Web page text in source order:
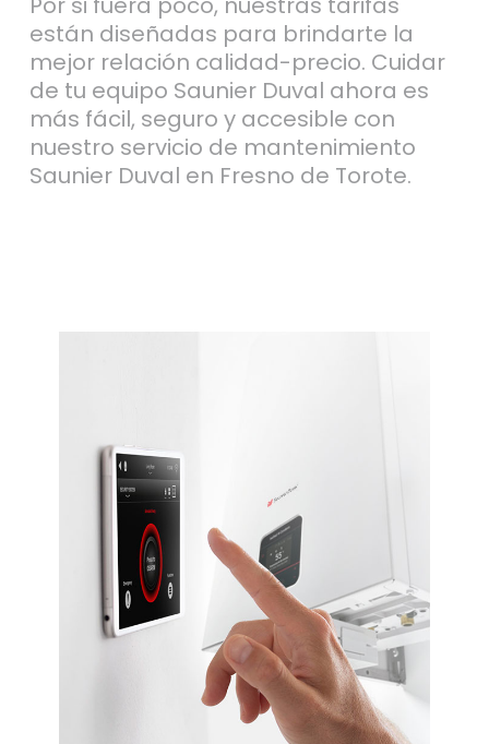
están diseñadas para brindarte la
mejor relación calidad-precio. Cuidar
de tu equipo Saunier Duval ahora es
más fácil, seguro y accesible con
nuestro servicio de mantenimiento
Saunier Duval en Fresno de Torote.